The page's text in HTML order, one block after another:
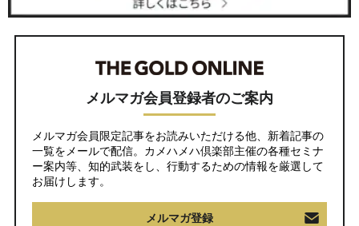
メルマガ会員登録者のご案内
メルマガ会員限定記事をお読みいただける他、新着記事の
一覧をメールで配信。カメハメハ倶楽部主催の各種セミナ
ー案内等、知的武装をし、行動するための情報を厳選して
お届けします。
メルマガ登録